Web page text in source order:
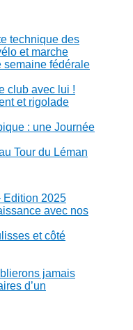
technique des
et marche
fédérale
club avec lui !
et rigolade
: une Journée
Tour du Léman
Edition 2025
avec nos
et côté
jamais
d’un